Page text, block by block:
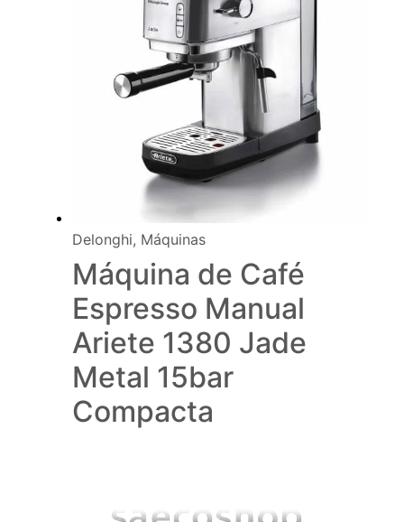
Delonghi, Máquinas
Máquina de Café
Espresso Manual
Ariete 1380 Jade
Metal 15bar
Compacta